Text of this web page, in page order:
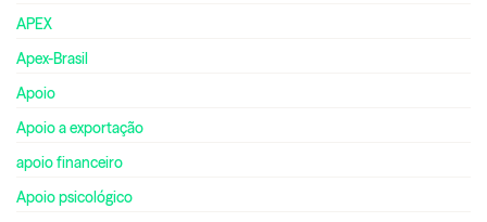
APEX
Apex-Brasil
Apoio
Apoio a exportação
apoio financeiro
Apoio psicológico